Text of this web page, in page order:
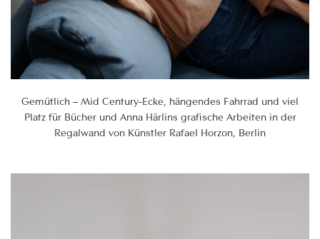
Gemütlich – Mid Century-Ecke, hängendes Fahrrad und viel
Platz für Bücher und Anna Härlins grafische Arbeiten in der
Regalwand von Künstler Rafael Horzon, Berlin